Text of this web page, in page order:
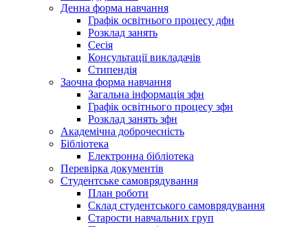
Денна форма навчання
Графік освітнього процесу дфн
Розклад занять
Сесія
Консультації викладачів
Стипендія
Заочна форма навчання
Загальна інформація зфн
Графік освітнього процесу зфн
Розклад занять зфн
Академічна доброчесність
Бібліотека
Електронна бібліотека
Перевірка документів
Студентське самоврядування
План роботи
Склад студентського самоврядування
Старости навчальних груп